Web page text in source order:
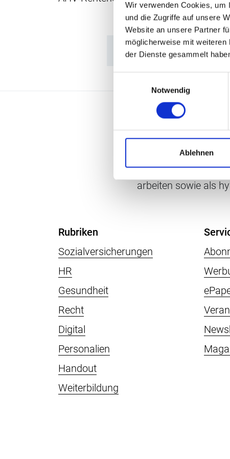
Wir verwenden Cookies, um
und die Zugriffe auf unsere
Website an unsere Partner
möglicherweise mit
der Dienste gesammelt
Notwendig
Ablehnen
Penso versteht sich
arbeiten sowie als
Rubriken
Sozialversicherungen
HR
Gesundheit
Recht
Digital
Personalien
Handout
Weiterbildung